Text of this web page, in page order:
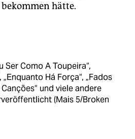
hätte.
Ser Como A Toupeira“,
„Enquanto Há Força“, „Fados
und viele andere
(Mais 5/Broken